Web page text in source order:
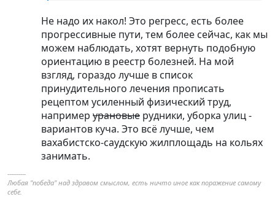
Не надо их накол! Это регресс, есть более
прогрессивные пути, тем более сейчас, как мы
можем наблюдать, хотят вернуть подобную
ориентацию в реестр болезней. На мой
взгляд, гораздо лучше в список
принудительного лечения прописать
рецептом усиленный физический труд,
например урановые рудники, уборка улиц -
вариантов куча. Это всё лучше, чем
вахабистско-саудскую жилплощадь на кольях
занимать.
----------
Любая "победа" над здравом смыслом, есть ничто иное как поражение самому
себе.